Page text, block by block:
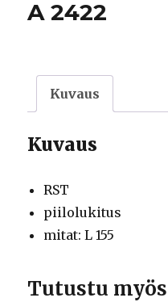
A 2422
Kuvaus
Kuvaus
RST
piilolukitus
mitat: L 155
Tutustu myös